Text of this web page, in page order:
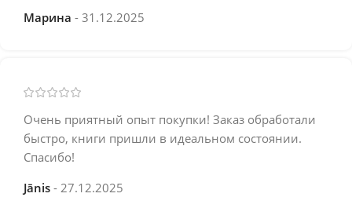
Марина
31.12.2025
Очень приятный опыт покупки! Заказ обработали
быстро, книги пришли в идеальном состоянии.
Спасибо!
Jānis
27.12.2025